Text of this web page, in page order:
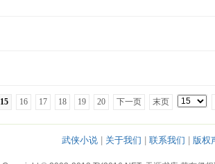
15 16 17 18 19 20 下一页 末页
武侠小说 关于我们 联系我们 版权